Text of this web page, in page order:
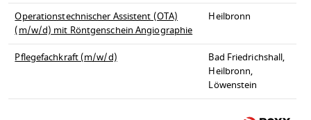
Operationstechnischer Assistent (OTA)
(m/w/d) mit Röntgenschein Angiographie
Heilbronn
Pflegefachkraft (m/w/d)
Bad Friedrichshall,
Heilbronn,
Löwenstein